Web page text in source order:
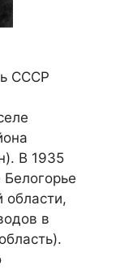
СССР
В 1935
области,
в